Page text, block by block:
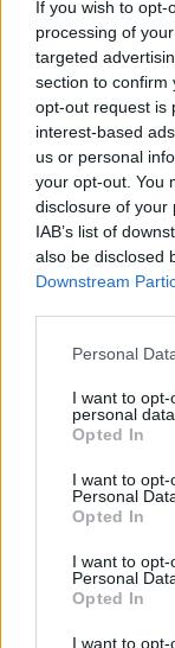
If you wish to
processing of
targeted
section to confirm
opt-out request is
interest-based
us or personal
your opt-out. You
disclosure of your
IAB’s list of
also be disclosed
Downstream
Please note that
not limited to
grant or deny
use your data for
consent section.
Personal
I want to
personal data.
Opted In
I want to
Personal
Opted In
I want to
Personal
Opted In
I want to opt-
“scatola
suddividerla
o pannellature.
contribuirà a
murature
definizione
preferito per
9.
ottimale
Infine, non
amplificare
tappeti ampi e
riequilibrare la
suggeriscono
fantastico
nostro modo di